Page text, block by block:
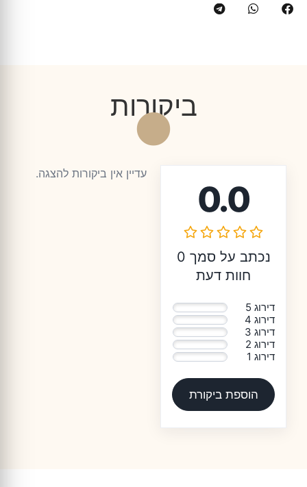
ביקורות
0.0
נכתב על סמך 0
חוות דעת
דירוג 5
דירוג 4
דירוג 3
דירוג 2
דירוג 1
הוספת ביקורת
עדיין אין ביקורות להצגה.